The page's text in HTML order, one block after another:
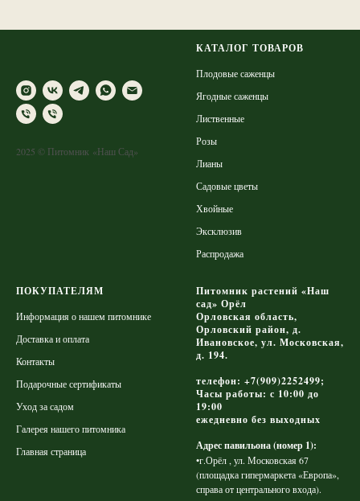
2025 © Питомник «Наш Сад»
КАТАЛОГ ТОВАРОВ
Плодовые саженцы
Ягодные саженцы
Лиственные
Розы
Лианы
Садовые цветы
Хвойные
Эксклюзив
Распродажа
ПОКУПАТЕЛЯМ
Информация о нашем питомнике
Доставка и оплата
Контакты
Подарочные сертификаты
Уход за садом
Галерея нашего питомника
Главная страница
Питомник растений «Наш
сад» Орёл
Орловская область,
Орловский район, д.
Ивановское, ул. Московская,
д. 194.
телефон: +7(909)2252499;
Часы работы: с 10:00 до
19:00
ежедневно без выходных
Адрес павильона (номер 1):
•г.Орёл , ул. Московская 67
(площадка гипермаркета «Европа»,
справа от центрального входа).